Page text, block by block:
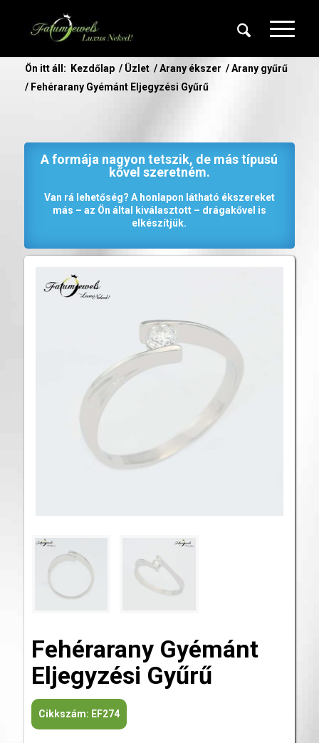
Ön itt áll: Kezdőlap / Üzlet / Arany ékszer / Arany gyűrű
/ Fehérarany Gyémánt Eljegyzési Gyűrű
A formája nagyon tetszik, de más típusú
kővel szeretném.
Van rá lehetőség? A honlapon látható ékszereket
más – az Ön által kiválasztott – drágakővel is
elkészítjük.
Fehérarany Gyémánt
Eljegyzési Gyűrű
Cikkszám: EF274